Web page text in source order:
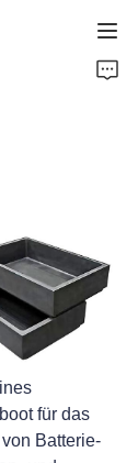
für das
Batterie-